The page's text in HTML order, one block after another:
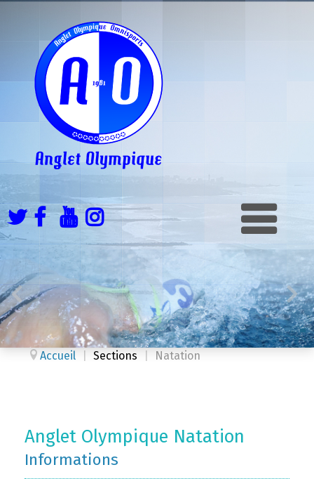
Accueil Sections Natation
Anglet Olympique Natation
Informations